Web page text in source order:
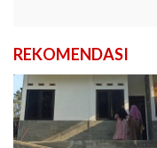
REKOMENDASI